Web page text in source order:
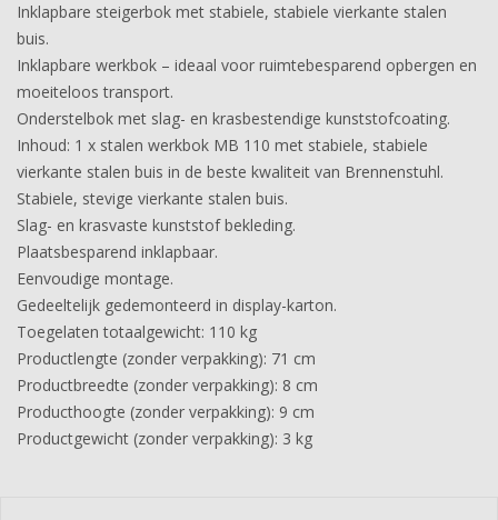
Inklapbare steigerbok met stabiele, stabiele vierkante stalen
buis.
Inklapbare werkbok – ideaal voor ruimtebesparend opbergen en
moeiteloos transport.
Onderstelbok met slag- en krasbestendige kunststofcoating.
Inhoud: 1 x stalen werkbok MB 110 met stabiele, stabiele
vierkante stalen buis in de beste kwaliteit van Brennenstuhl.
Stabiele, stevige vierkante stalen buis.
Slag- en krasvaste kunststof bekleding.
Plaatsbesparend inklapbaar.
Eenvoudige montage.
Gedeeltelijk gedemonteerd in display-karton.
Toegelaten totaalgewicht: 110 kg
Productlengte (zonder verpakking): 71 cm
Productbreedte (zonder verpakking): 8 cm
Producthoogte (zonder verpakking): 9 cm
Productgewicht (zonder verpakking): 3 kg